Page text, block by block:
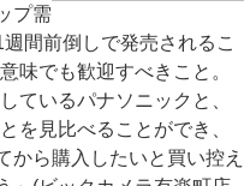
プ需
間前倒しで発売されるこ
味でも歓迎すべきこと。
ているパナソニックと、
を見比べることができ、
から購入したいと買い控え